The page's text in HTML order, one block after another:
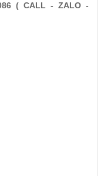
( CALL - ZALO -